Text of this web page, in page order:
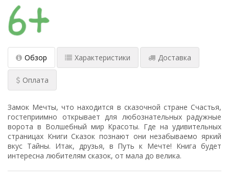
Обзор Характеристики Доставка
Оплата
Замок Мечты, что находится в сказочной стране Счастья,
гостеприимно открывает для любознательных радужные
ворота в Волшебный мир Красоты. Где на удивительных
страницах Книги Сказок познают они незабываемо яркий
вкус Тайны. Итак, друзья, в Путь к Мечте! Книга будет
интересна любителям сказок, от мала до велика.